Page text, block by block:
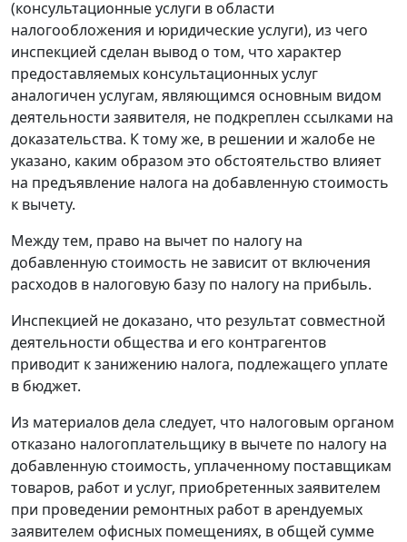
(консультационные услуги в области
налогообложения и юридические услуги), из чего
инспекцией сделан вывод о том, что характер
предоставляемых консультационных услуг
аналогичен услугам, являющимся основным видом
деятельности заявителя, не подкреплен ссылками на
доказательства. К тому же, в решении и жалобе не
указано, каким образом это обстоятельство влияет
на предъявление налога на добавленную стоимость
к вычету.
Между тем, право на вычет по налогу на
добавленную стоимость не зависит от включения
расходов в налоговую базу по налогу на прибыль.
Инспекцией не доказано, что результат совместной
деятельности общества и его контрагентов
приводит к занижению налога, подлежащего уплате
в бюджет.
Из материалов дела следует, что налоговым органом
отказано налогоплательщику в вычете по налогу на
добавленную стоимость, уплаченному поставщикам
товаров, работ и услуг, приобретенных заявителем
при проведении ремонтных работ в арендуемых
заявителем офисных помещениях, в общей сумме